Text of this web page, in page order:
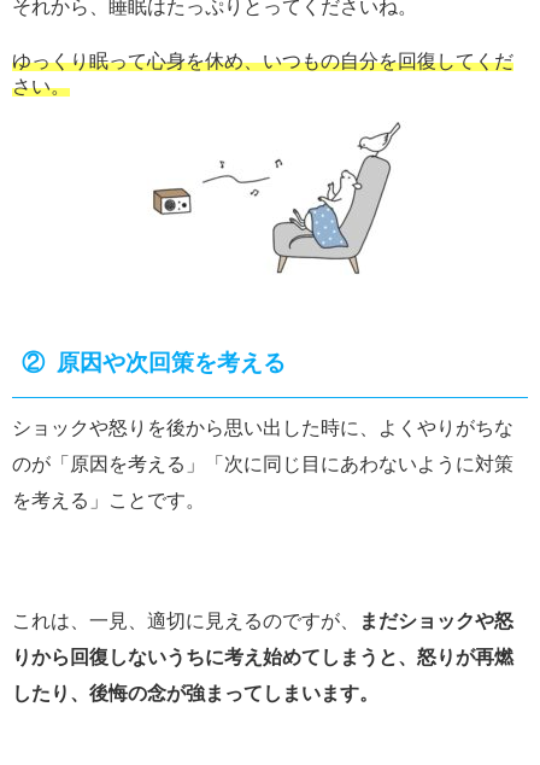
それから、睡眠はたっぷりとってくださいね。
ゆっくり眠って心身を休め、いつもの自分を回復してくだ
さい。
② 原因や次回策を考える
ショックや怒りを後から思い出した時に、よくやりがちな
のが「原因を考える」「次に同じ目にあわないように対策
を考える」ことです。
これは、一見、適切に見えるのですが、
まだショックや怒
りから回復しないうちに考え始めてしまうと、怒りが再燃
したり、後悔の念が強まってしまいます。